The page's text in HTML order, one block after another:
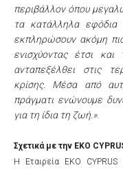
περιβάλλον όπου
τα κατάλληλα εφόδια
εκπληρώσουν ακόμη
ενισχύοντας έτσι
ανταπεξέλθει στις
κρίσης. Μέσα από
πράγματι ενώνουμε
για τη ίδια τη ζωή.».
Σχετικά με την ΕΚΟ
Η Εταιρεία EKO